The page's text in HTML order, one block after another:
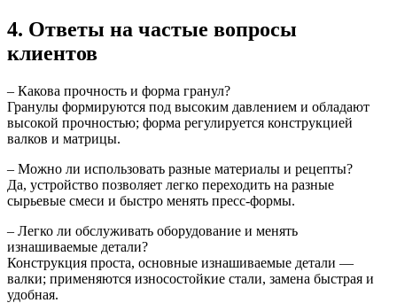
4. Ответы на частые вопросы
клиентов
– Какова прочность и форма гранул?
Гранулы формируются под высоким давлением и обладают
высокой прочностью; форма регулируется конструкцией
валков и матрицы.
– Можно ли использовать разные материалы и рецепты?
Да, устройство позволяет легко переходить на разные
сырьевые смеси и быстро менять пресс-формы.
– Легко ли обслуживать оборудование и менять
изнашиваемые детали?
Конструкция проста, основные изнашиваемые детали —
валки; применяются износостойкие стали, замена быстрая и
удобная.